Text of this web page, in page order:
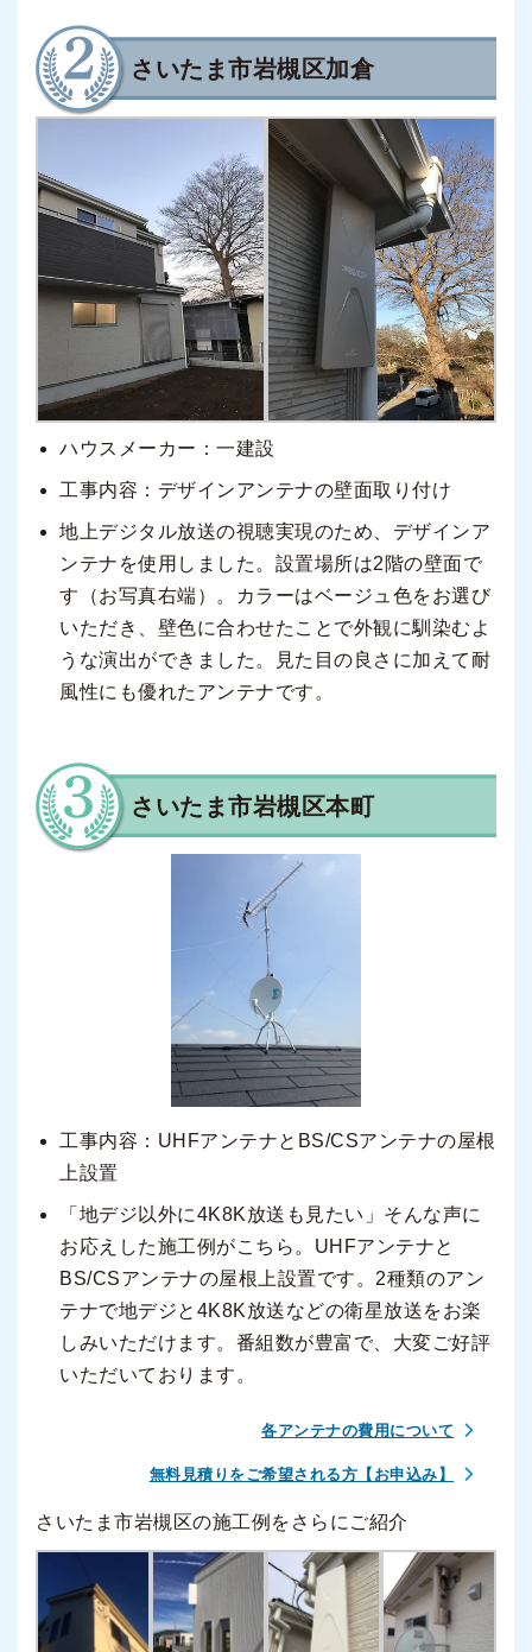
さいたま市岩槻区加倉
ハウスメーカー：一建設
工事内容：デザインアンテナの壁面取り付け
地上デジタル放送の視聴実現のため、デザインア
ンテナを使用しました。設置場所は2階の壁面で
す（お写真右端）。カラーはベージュ色をお選び
いただき、壁色に合わせたことで外観に馴染むよ
うな演出ができました。見た目の良さに加えて耐
風性にも優れたアンテナです。
さいたま市岩槻区本町
工事内容：UHFアンテナとBS/CSアンテナの屋根
上設置
「地デジ以外に4K8K放送も見たい」そんな声に
お応えした施工例がこちら。UHFアンテナと
BS/CSアンテナの屋根上設置です。2種類のアン
テナで地デジと4K8K放送などの衛星放送をお楽
しみいただけます。番組数が豊富で、大変ご好評
いただいております。
各アンテナの費用について
無料見積りをご希望される方【お申込み】
さいたま市岩槻区の施工例をさらにご紹介